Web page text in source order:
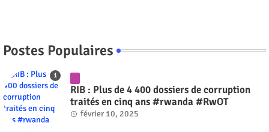
Postes Populaires
RIB : Plus de 4 400 dossiers de corruption
traités en cinq ans #rwanda #RwOT
février 10, 2025